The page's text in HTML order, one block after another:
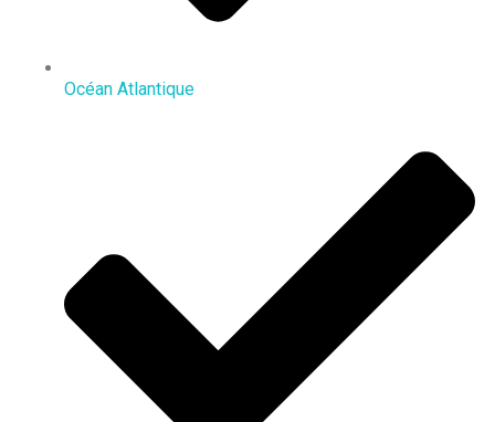
Océan Atlantique